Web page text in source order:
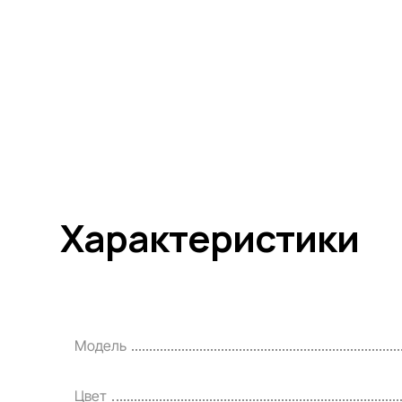
Характеристики
Модель
Цвет